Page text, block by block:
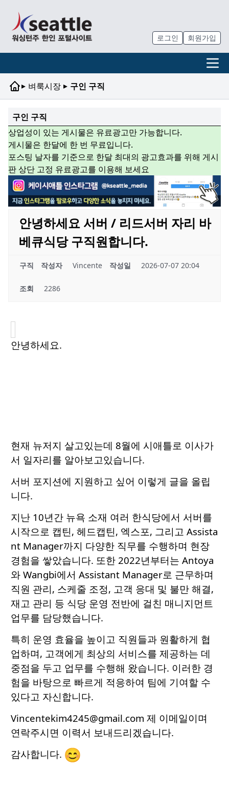
로그인 회원가입
▸ 벼룩시장 ▸ 구인 구직
구인 구직
상업성이 있는 게시물은 유료광고만 가능합니다.
게시물은 한달에 한 번 무료입니다.
포스팅 날자를 기준으로 한달 최대의 광고효과를 위해 게시
판 상단 고정 유료광고를 이용해 보세요
안녕하세요 서버 / 리드서버 자리 바
베큐식당 구직원합니다.
구직 작성자 Vincente 작성일 2026-07-07 20:04
조회 2286
안녕하세요.
현재 뉴저지 살고있는데 8월에 시애틀로 이사가
서 일자리를 알아보고있습니다.
서버 포지션에 지원하고 싶어 이렇게 글을 올립
니다.
지난 10년간 뉴욕 소재 여러 한식당에서 서버를
시작으로 캡틴, 헤드캡틴, 엑스포, 그리고 Assista
nt Manager까지 다양한 직무를 수행하며 현장
경험을 쌓았습니다. 또한 2022년부터는 Antoya
와 Wangbi에서 Assistant Manager로 근무하며
직원 관리, 스케줄 조정, 고객 응대 및 불만 해결,
재고 관리 등 식당 운영 전반에 걸친 매니지먼트
업무를 담당했습니다.
특히 운영 효율을 높이고 직원들과 원활하게 협
업하며, 고객에게 최상의 서비스를 제공하는 데
중점을 두고 업무를 수행해 왔습니다. 이러한 경
험을 바탕으로 빠르게 적응하여 팀에 기여할 수
있다고 자신합니다.
Vincentekim4245@gmail.com 제 이메일이며
연락주시면 이력서 보내드리겠습니다.
감사합니다.